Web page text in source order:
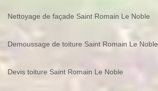
Nettoyage de façade Saint Romain Le Noble
Demoussage de toiture Saint Romain Le Noble
Devis toiture Saint Romain Le Noble